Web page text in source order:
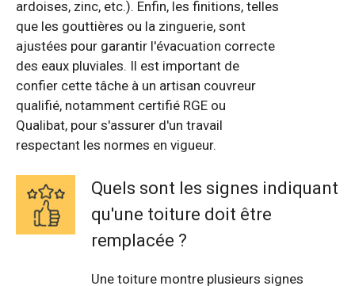
ardoises, zinc, etc.). Enfin, les finitions, telles
que les gouttières ou la zinguerie, sont
ajustées pour garantir l'évacuation correcte
des eaux pluviales. Il est important de
confier cette tâche à un artisan couvreur
qualifié, notamment certifié RGE ou
Qualibat, pour s'assurer d'un travail
respectant les normes en vigueur.
Quels sont les signes indiquant
qu'une toiture doit être
remplacée ?
Une toiture montre plusieurs signes